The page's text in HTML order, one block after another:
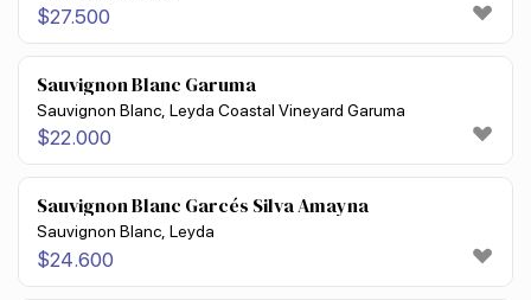
$27.500
Sauvignon Blanc Garuma
Sauvignon Blanc, Leyda Coastal Vineyard Garuma
$22.000
Sauvignon Blanc Garcés Silva Amayna
Sauvignon Blanc, Leyda
$24.600